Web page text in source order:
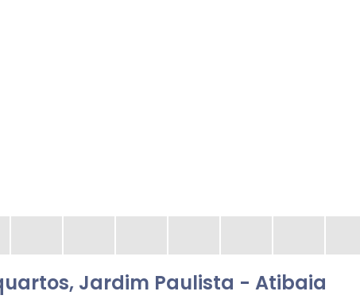
Jardim Paulista - Atibaia